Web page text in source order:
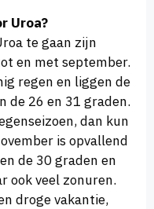
Uroa?
te gaan zijn
en met september.
regen en liggen de
de 26 en 31 graden.
dan kun
is opvallend
de 30 graden en
ook veel zonuren.
droge vakantie,